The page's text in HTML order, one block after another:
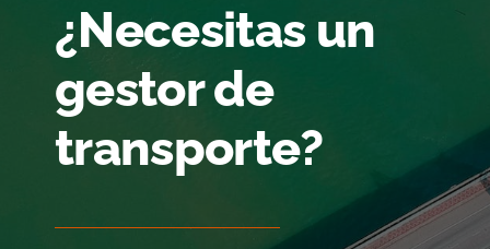
¿Necesitas un
gestor de
transporte?